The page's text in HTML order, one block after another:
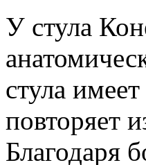
У стула
стула
повторяет
Благодаря